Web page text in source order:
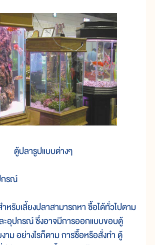
ตู้ปลารูปแบบต่างๆ
กรณ์
บเลี้ยงปลาสามารถหา ซื้อได้ทั่วไปตาม
ะอุปกรณ์ ซึ่งอาจมีการออกแบบขอบตู้
าม อย่างไรก็ตาม การซื้อหรือสั่งทำ ตู้